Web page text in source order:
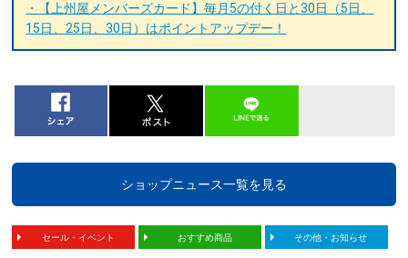
・【上州屋メンバーズカード】毎月5の付く日と30日（5日、
15日、25日、30日）はポイントアップデー！
ショップニュース一覧を見る
セール・イベント おすすめ商品 その他・お知らせ